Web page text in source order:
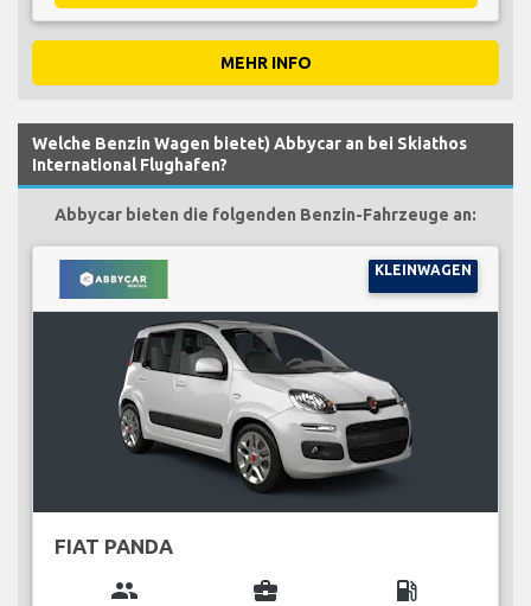
MEHR INFO
Welche Benzin Wagen bietet) Abbycar an bei Skiathos
International Flughafen?
Abbycar bieten die folgenden Benzin-Fahrzeuge an:
KLEINWAGEN
FIAT PANDA
group business_center local_gas_station